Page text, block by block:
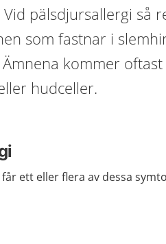
pälsdjursallergi så
som fastnar i
kommer
hudceller.
ett eller flera av dessa